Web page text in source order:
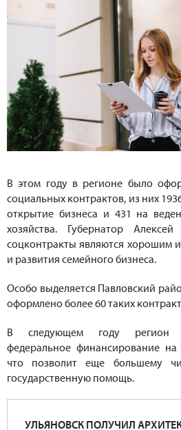
В этом году в регионе было
социальных контрактов, из них
открытие бизнеса и 431 на
хозяйства. Губернатор
соцконтракты являются хорошим
и развития семейного бизнеса.
Особо выделяется Павловский
оформлено более 60 таких
В следующем году регион
федеральное финансирование
что позволит еще большему
государственную помощь.
УЛЬЯНОВСК ПОЛУЧИЛ